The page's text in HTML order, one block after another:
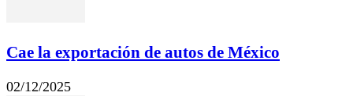
Cae la exportación de autos de México
02/12/2025